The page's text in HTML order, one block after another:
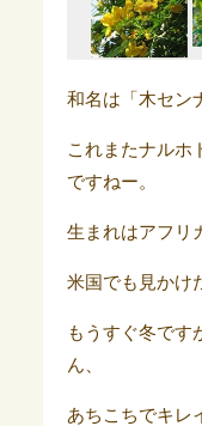
和名は「木セン
これまたナルホ
ですねー。
生まれはアフリ
米国でも見かけ
もうすぐ冬です
ん、
あちこちでキレ